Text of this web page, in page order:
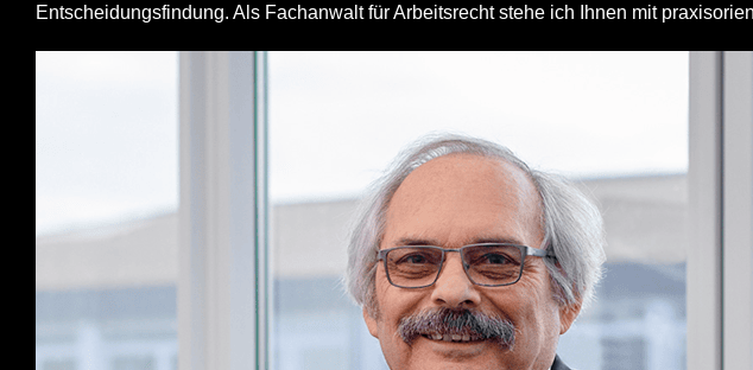
Entscheidungsfindung. Als Fachanwalt für Arbeitsrecht stehe ich Ihnen mit